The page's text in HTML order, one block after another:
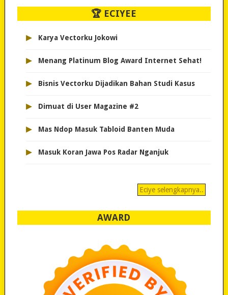
🏆 ECIYEE
▸ Karya Vectorku Jokowi
▸ Menang Platinum Blog Award Internet Sehat!
▸ Bisnis Vectorku Dijadikan Bahan Studi Kasus
▸ Dimuat di User Magazine #2
▸ Mas Ndop Masuk Tabloid Banten Muda
▸ Masuk Koran Jawa Pos Radar Nganjuk
Eciye selengkapnya..
AWARD